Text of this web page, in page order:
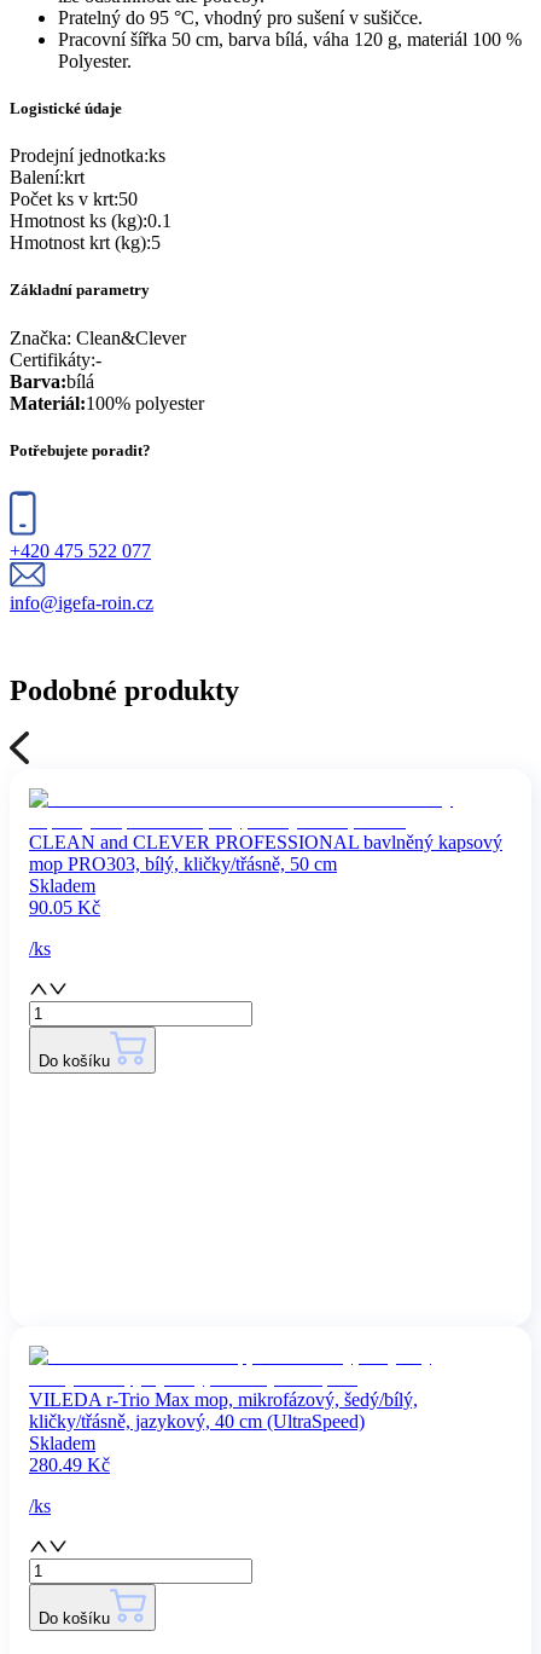
Pratelný do 95 °C, vhodný pro sušení v sušičce.
Pracovní šířka 50 cm, barva bílá, váha 120 g, materiál 100 %
Polyester.
Logistické údaje
Prodejní jednotka:ks
Balení:krt
Počet ks v krt:50
Hmotnost ks (kg):0.1
Hmotnost krt (kg):5
Základní parametry
Značka: Clean&Clever
Certifikáty:-
Barva:bílá
Materiál:100% polyester
Potřebujete poradit?
+420 475 522 077
info@igefa-roin.cz
Podobné produkty
CLEAN and CLEVER PROFESSIONAL bavlněný kapsový
mop PRO303, bílý, kličky/třásně, 50 cm
Skladem
90.05 Kč
/ks
Do košíku
VILEDA r-Trio Max mop, mikrofázový, šedý/bílý,
kličky/třásně, jazykový, 40 cm (UltraSpeed)
Skladem
280.49 Kč
/ks
Do košíku